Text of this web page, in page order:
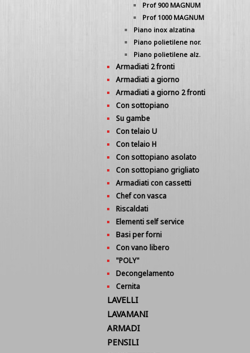
Prof 900 MAGNUM
Prof 1000 MAGNUM
Piano inox alzatina
Piano polietilene nor.
Piano polietilene alz.
Armadiati 2 fronti
Armadiati a giorno
Armadiati a giorno 2 fronti
Con sottopiano
Su gambe
Con telaio U
Con telaio H
Con sottopiano asolato
Con sottopiano grigliato
Armadiati con cassetti
Chef con vasca
Riscaldati
Elementi self service
Basi per forni
Con vano libero
"POLY"
Decongelamento
Cernita
LAVELLI
LAVAMANI
ARMADI
PENSILI